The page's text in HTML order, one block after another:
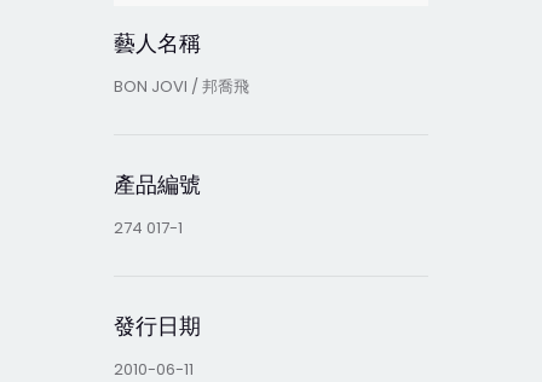
藝人名稱
BON JOVI / 邦喬飛
產品編號
274 017-1
發行日期
2010-06-11